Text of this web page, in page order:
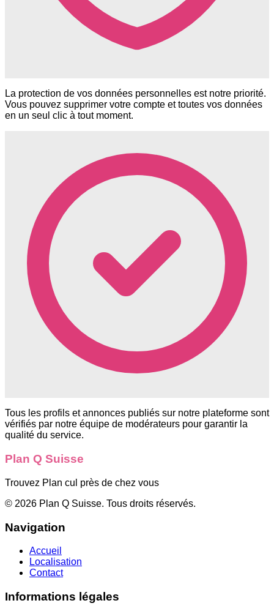
La protection de vos données personnelles est notre priorité.
Vous pouvez supprimer votre compte et toutes vos données
en un seul clic à tout moment.
Tous les profils et annonces publiés sur notre plateforme sont
vérifiés par notre équipe de modérateurs pour garantir la
qualité du service.
Plan Q Suisse
Trouvez Plan cul près de chez vous
© 2026 Plan Q Suisse. Tous droits réservés.
Navigation
Accueil
Localisation
Contact
Informations légales